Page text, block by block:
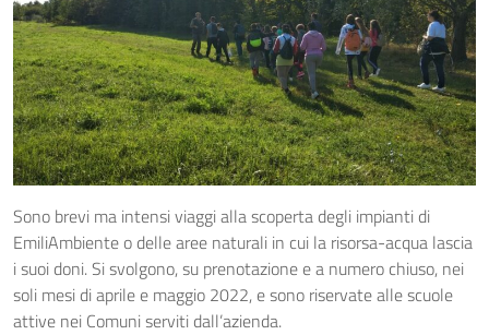
Sono brevi ma intensi viaggi alla scoperta degli impianti di
EmiliAmbiente o delle aree naturali in cui la risorsa-acqua lascia
i suoi doni. Si svolgono, su prenotazione e a numero chiuso, nei
soli mesi di aprile e maggio 2022, e sono riservate alle scuole
attive nei Comuni serviti dall’azienda.